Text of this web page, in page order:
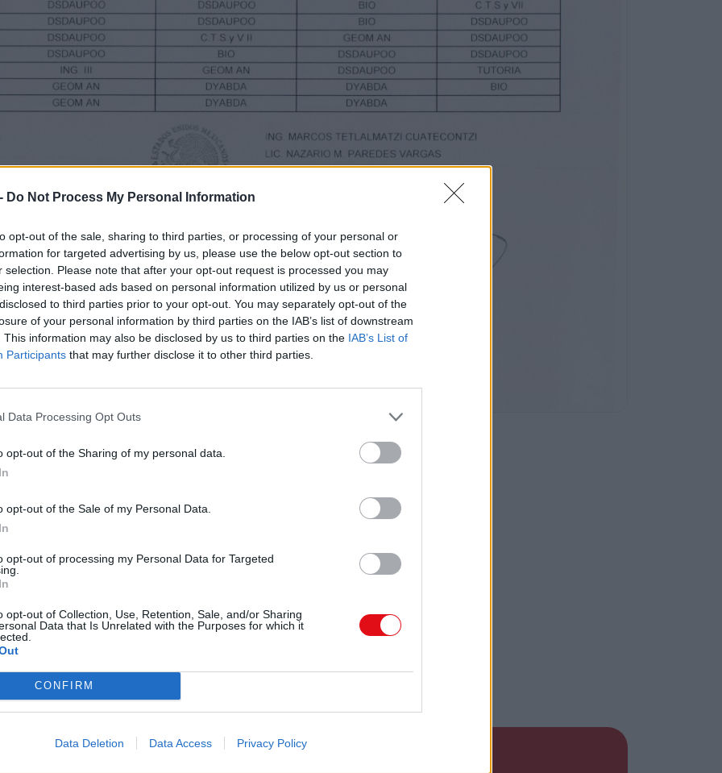
Do Not Process My Personal Information
opt-out of the sale, sharing to third parties, or processing of your personal or
for targeted advertising by us, please use the below opt-out section to
selection. Please note that after your opt-out request is processed you may
interest-based ads based on personal information utilized by us or personal
to third parties prior to your opt-out. You may separately opt-out of the
of your personal information by third parties on the IAB’s list of downstream
This information may also be disclosed by us to third parties on the IAB’s List of
Participants that may further disclose it to other third parties.
Data Processing Opt Outs
opt-out of the Sharing of my personal data.
opt-out of the Sale of my Personal Data.
opt-out of processing my Personal Data for Targeted
opt-out of Collection, Use, Retention, Sale, and/or Sharing
Data that Is Unrelated with the Purposes for which it
CONFIRM
Data Deletion Data Access Privacy Policy